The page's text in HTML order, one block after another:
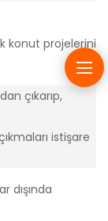
konut projelerini
çıkarıp,
istişare
dışında